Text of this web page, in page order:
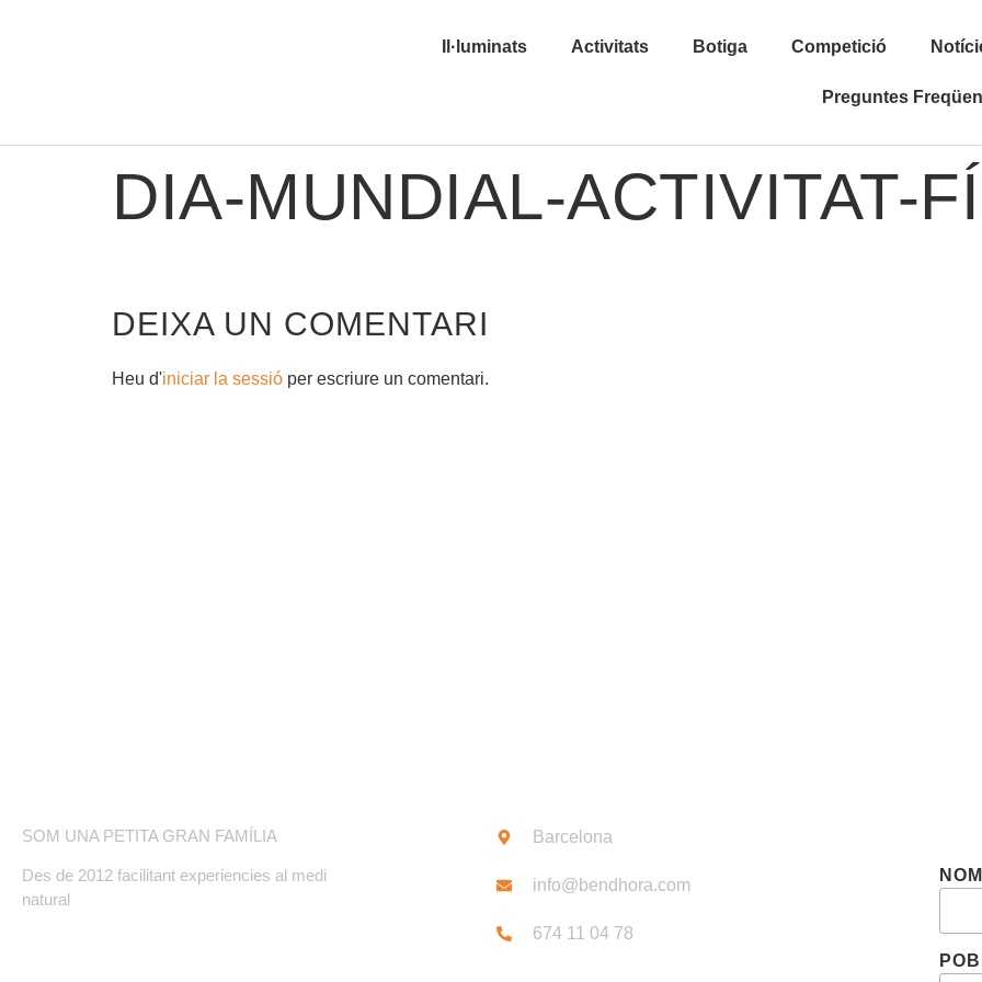
Il·luminats Activitats Botiga Competició
Preguntes
DIA-MUNDIAL-ACTIVITAT-
DEIXA UN COMENTARI
Heu d'iniciar la sessió per escriure un comentari.
SOM UNA PETITA GRAN FAMÍLIA
Des de 2012 facilitant experiencies al medi
natural
Barcelona
info@bendhora.com
674 11 04 78
NOM